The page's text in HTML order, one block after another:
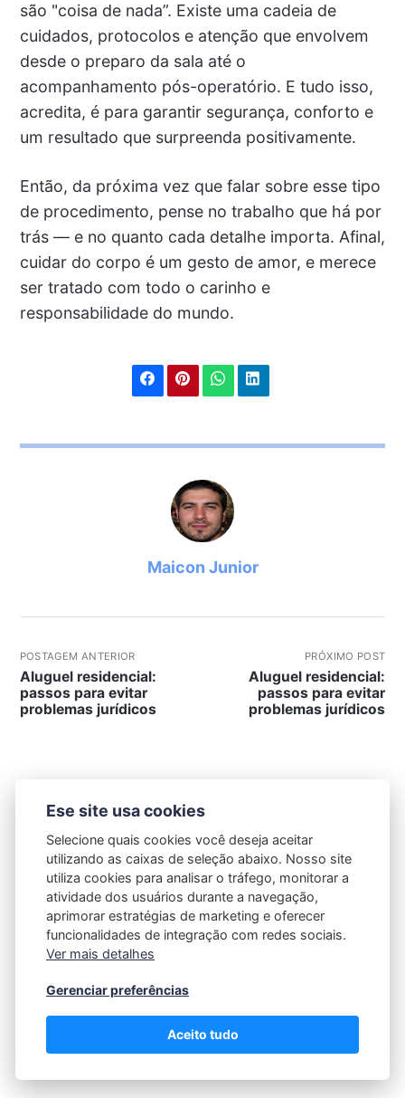
são "coisa de nada”. Existe uma cadeia de
cuidados, protocolos e atenção que envolvem
desde o preparo da sala até o
acompanhamento pós-operatório. E tudo isso,
acredita, é para garantir segurança, conforto e
um resultado que surpreenda positivamente.
Então, da próxima vez que falar sobre esse tipo
de procedimento, pense no trabalho que há por
trás — e no quanto cada detalhe importa. Afinal,
cuidar do corpo é um gesto de amor, e merece
ser tratado com todo o carinho e
responsabilidade do mundo.
Maicon Junior
POSTAGEM ANTERIOR
Aluguel residencial:
passos para evitar
problemas jurídicos
PRÓXIMO POST
Aluguel residencial:
passos para evitar
problemas jurídicos
Todos os Direitos Reservados 2025 - assessorialider.com.br -
Ese site usa cookies
Selecione quais cookies você deseja aceitar
utilizando as caixas de seleção abaixo. Nosso site
utiliza cookies para analisar o tráfego, monitorar a
atividade dos usuários durante a navegação,
aprimorar estratégias de marketing e oferecer
funcionalidades de integração com redes sociais.
Ver mais detalhes
Gerenciar preferências
Aceito tudo